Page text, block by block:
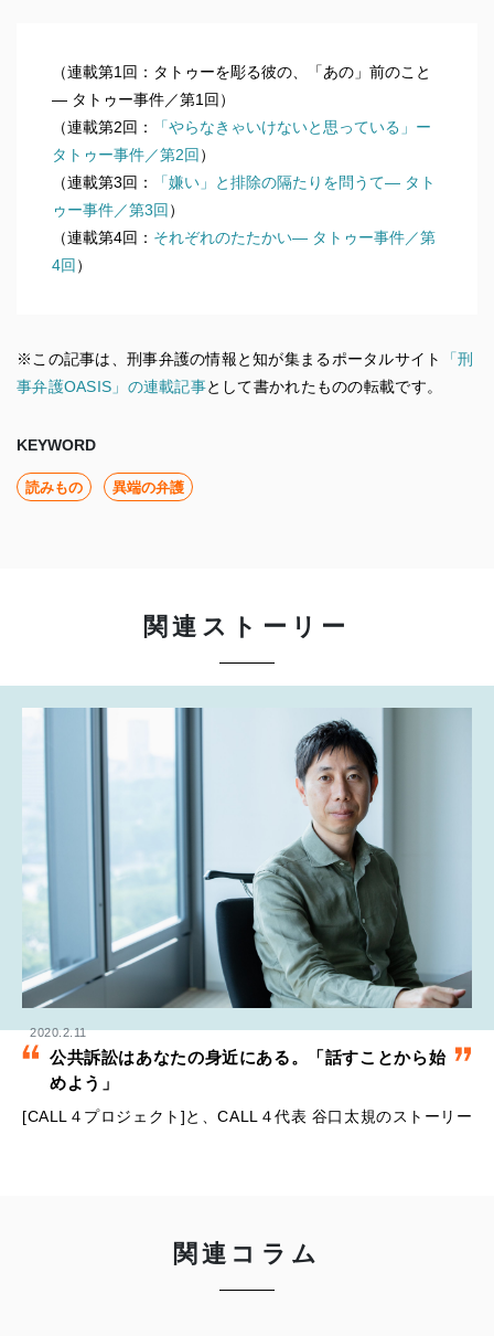
（連載第1回：タトゥーを彫る彼の、「あの」前のこと
― タトゥー事件／第1回）
（連載第2回：
「やらなきゃいけないと思っている」ー
タトゥー事件／第2回 ）
（連載第3回：
「嫌い」と排除の隔たりを問うて― タト
ゥー事件／第3回 ）
（連載第4回： それぞれのたたかい― タトゥー事件／第
4回 ）
※この記事は、刑事弁護の情報と知が集まるポータルサイト
「刑
事弁護OASIS」の連載記事として書かれたものの転載です。
KEYWORD
読みもの 異端の弁護
関連ストーリー
2020.2.11
公共訴訟はあなたの身近にある。「話すことから始
めよう」
[CALL４プロジェクト]と、CALL４代表 谷口太規のストーリー
関連コラム